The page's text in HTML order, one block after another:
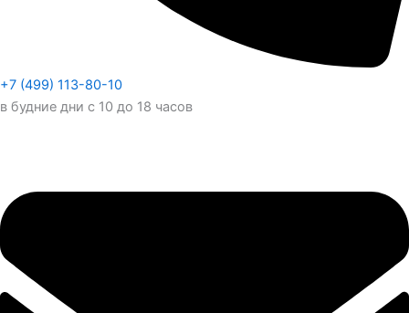
+7 (499) 113-80-10
в будние дни с 10 до 18 часов